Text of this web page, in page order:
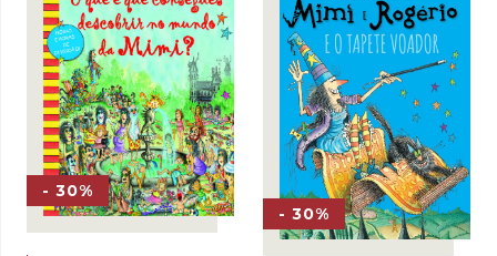
- 30%
- 30%